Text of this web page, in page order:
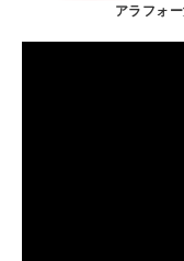
アラフォ